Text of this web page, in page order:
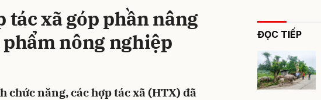
tác xã góp phần nâng
nông nghiệp
chức năng, các hợp tác xã (HTX) đã
ĐỌC TIẾP
Gửi